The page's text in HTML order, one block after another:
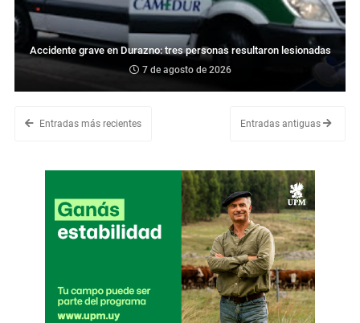
Accidente grave en Durazno: tres personas resultaron lesionadas
7 de agosto de 2026
Entradas más recientes Entradas antiguas